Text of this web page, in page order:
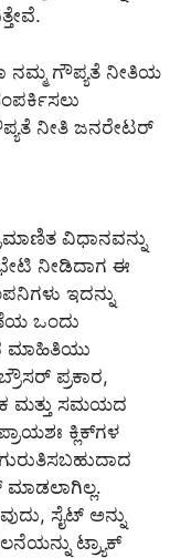
ನಮ್ಮ ಗೌಪ್ಯತೆ ನೀತಿಯ
ನೀತಿ ಜನರೇಟರ್
ವಿಧಾನವನ್ನು
ನೀಡಿದಾಗ ಈ
ಇದನ್ನು
ಒಂದು
ಮಾಹಿತಿಯು
ಪ್ರಕಾರ,
ಮತ್ತು ಸಮಯದ
ಕ್ಲಿಕ್‌ಗಳ
ಸೈಟ್ ಅನ್ನು
ಟ್ರ್ಯಾಕ್